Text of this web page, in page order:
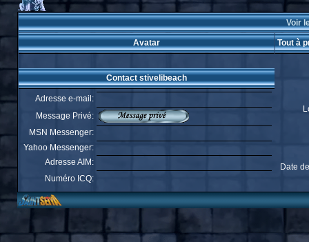
Voir
Avatar Tout à
Date
Contact stivelibeach
Adresse e-mail:
Message Privé:
MSN Messenger:
Yahoo Messenger:
Adresse AIM:
Numéro ICQ: